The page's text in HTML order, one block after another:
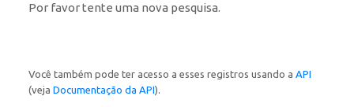
Por favor tente uma nova pesquisa.
Você também pode ter acesso a esses registros usando a API
(veja Documentação da API).